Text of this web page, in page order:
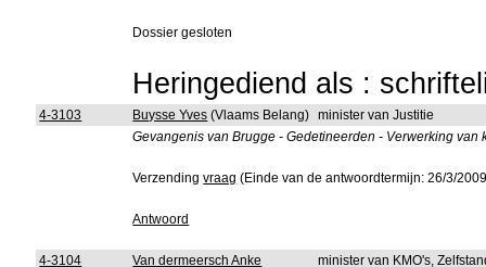
Dossier gesloten
Heringediend als :
4-3103 Buysse Yves (Vlaams Belang) minister van Justitie
Gevangenis van Brugge - Gedetineerden - Verwerking van
Verzendingvraag (Einde van de antwoordtermijn: 26/3/
Antwoord
4-3104
Van dermeersch Anke
minister van KMO's,